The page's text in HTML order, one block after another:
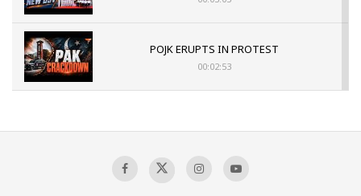
POJK ERUPTS IN PROTEST
00:02:53
Sagar